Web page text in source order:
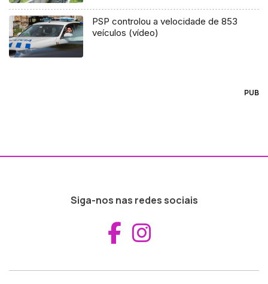
PSP controlou a velocidade de 853
veículos (vídeo)
PUB
Siga-nos nas redes sociais
Aceder ao